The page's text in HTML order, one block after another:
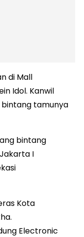
di Mall
Idol. Kanwil
bintang tamunya
bintang
I
Kota
Electronic